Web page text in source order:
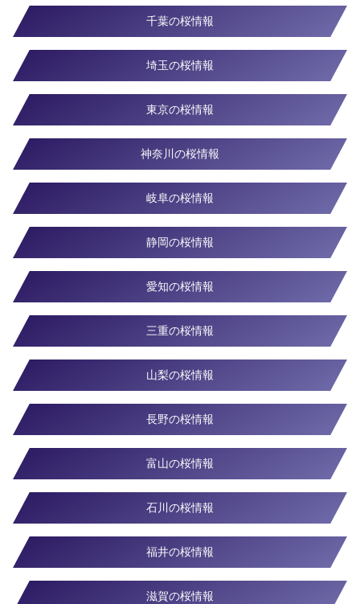
千葉の桜情報
埼玉の桜情報
東京の桜情報
神奈川の桜情報
岐阜の桜情報
静岡の桜情報
愛知の桜情報
三重の桜情報
山梨の桜情報
長野の桜情報
富山の桜情報
石川の桜情報
福井の桜情報
滋賀の桜情報